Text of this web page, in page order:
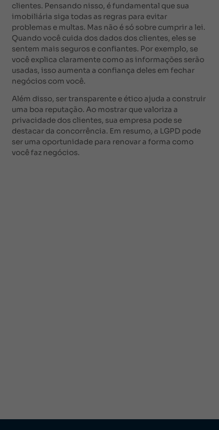
clientes. Pensando nisso, é fundamental que sua
imobiliária siga todas as regras para evitar
problemas e multas. Mas não é só sobre cumprir a lei.
Quando você cuida dos dados dos clientes, eles se
sentem mais seguros e confiantes. Por exemplo, se
você explica claramente como as informações serão
usadas, isso aumenta a confiança deles em fechar
negócios com você.
Além disso, ser transparente e ético ajuda a construir
uma boa reputação. Ao mostrar que valoriza a
privacidade dos clientes, sua empresa pode se
destacar da concorrência. Em resumo, a LGPD pode
ser uma oportunidade para renovar a forma como
você faz negócios.